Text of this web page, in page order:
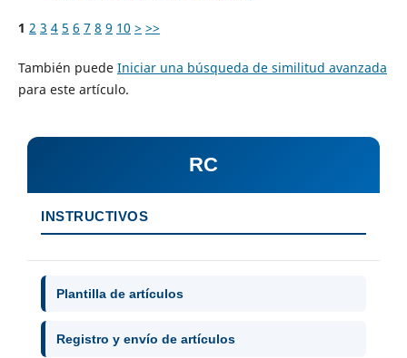
1 2 3 4 5 6 7 8 9 10 > >>
También puede Iniciar una búsqueda de similitud avanzada
para este artículo.
RC
INSTRUCTIVOS
Plantilla de artículos
Registro y envío de artículos